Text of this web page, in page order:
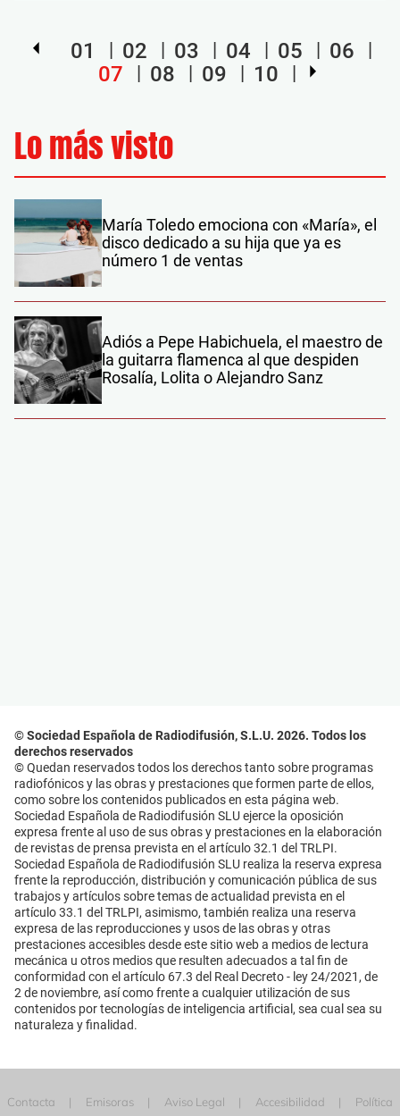
01 02 03 04 05
06
07
08 09 10
Lo más visto
María Toledo emociona con «María», el
disco dedicado a su hija que ya es
número 1 de ventas
Adiós a Pepe Habichuela, el maestro de
la guitarra flamenca al que despiden
Rosalía, Lolita o Alejandro Sanz
© Sociedad Española de Radiodifusión, S.L.U. 2026. Todos los
derechos reservados
© Quedan reservados todos los derechos tanto sobre programas
radiofónicos y las obras y prestaciones que formen parte de ellos,
como sobre los contenidos publicados en esta página web.
Sociedad Española de Radiodifusión SLU ejerce la oposición
expresa frente al uso de sus obras y prestaciones en la elaboración
de revistas de prensa prevista en el artículo 32.1 del TRLPI.
Sociedad Española de Radiodifusión SLU realiza la reserva expresa
frente la reproducción, distribución y comunicación pública de sus
trabajos y artículos sobre temas de actualidad prevista en el
artículo 33.1 del TRLPI, asimismo, también realiza una reserva
expresa de las reproducciones y usos de las obras y otras
prestaciones accesibles desde este sitio web a medios de lectura
mecánica u otros medios que resulten adecuados a tal fin de
conformidad con el artículo 67.3 del Real Decreto - ley 24/2021, de
2 de noviembre, así como frente a cualquier utilización de sus
contenidos por tecnologías de inteligencia artificial, sea cual sea su
naturaleza y finalidad.
Contacta Emisoras Aviso Legal Accesibilidad Política